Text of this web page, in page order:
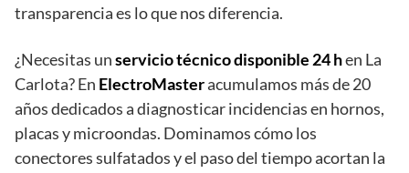
transparencia es lo que nos diferencia.
¿Necesitas unservicio técnico disponible 24 hen La
Carlota? En ElectroMasteracumulamos más de 20
años dedicados a diagnosticar incidencias en hornos,
placas y microondas. Dominamos cómo los
conectores sulfatados y el paso del tiempo acortan la